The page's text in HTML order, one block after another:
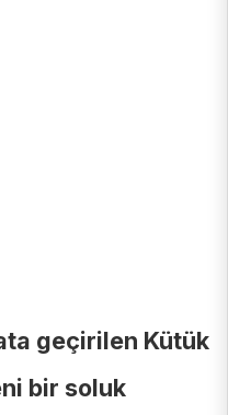
geçirilen Kütük
bir soluk